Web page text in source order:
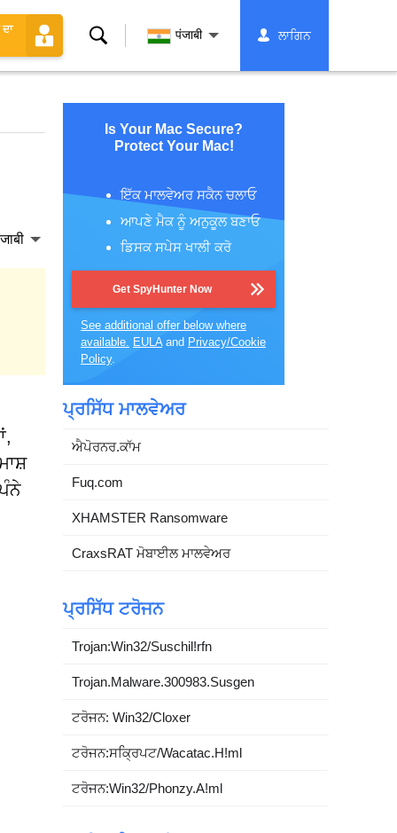
ਖੋਜ पंजाबी ਲਾਗਿਨ
Is Your Mac Secure?
Protect Your Mac!
ਇੱਕ ਮਾਲਵੇਅਰ ਸਕੈਨ ਚਲਾਓ
ਆਪਣੇ ਮੈਕ ਨੂੰ ਅਨੁਕੂਲ ਬਣਾਓ
ਡਿਸਕ ਸਪੇਸ ਖਾਲੀ ਕਰੋ
Get SpyHunter Now
See additional offer below where
available. EULAand Privacy/Cookie
Policy.
ਪ੍ਰਸਿੱਧ ਮਾਲਵੇਅਰ
ਐਪੋਰਨਰ.ਕਾੱਮ
Fuq.com
XHAMSTER Ransomware
CraxsRAT ਮੋਬਾਈਲ ਮਾਲਵੇਅਰ
ਪ੍ਰਸਿੱਧ ਟਰੋਜਨ
Trojan:Win32/Suschil!rfn
Trojan.Malware.300983.Susgen
ਟਰੋਜਨ: Win32/Cloxer
ਟਰੋਜਨ:ਸਕ੍ਰਿਪਟ/Wacatac.H!ml
ਟਰੋਜਨ:Win32/Phonzy.A!ml